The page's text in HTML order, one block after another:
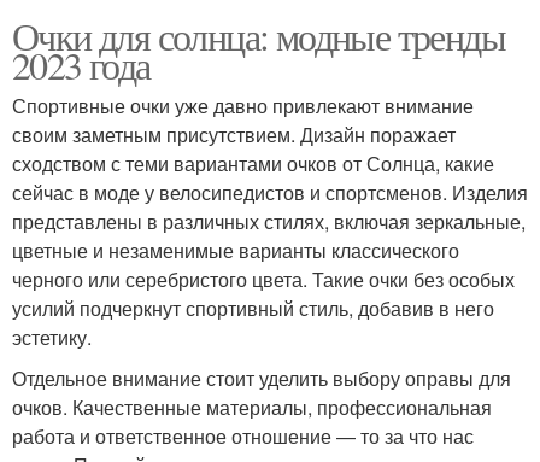
Очки для солнца: модные тренды
2023 года
Спортивные очки уже давно привлекают внимание
своим заметным присутствием. Дизайн поражает
сходством с теми вариантами очков от Солнца, какие
сейчас в моде у велосипедистов и спортсменов. Изделия
представлены в различных стилях, включая зеркальные,
цветные и незаменимые варианты классического
черного или серебристого цвета. Такие очки без особых
усилий подчеркнут спортивный стиль, добавив в него
эстетику.
Отдельное внимание стоит уделить выбору оправы для
очков. Качественные материалы, профессиональная
работа и ответственное отношение — то за что нас